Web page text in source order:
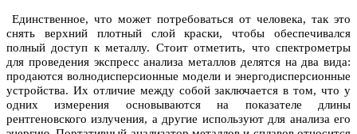
Единственное, что может потребоваться от человека, так это
снять верхний плотный слой краски, чтобы обеспечивался
полный доступ к металлу. Стоит отметить, что спектрометры
для проведения экспресс анализа металлов делятся на два вида:
продаются волнодисперсионные модели и энергодисперсионные
устройства. Их отличие между собой заключается в том, что у
одних измерения основываются на показателе длины
рентгеновского излучения, а другие используют для анализа его